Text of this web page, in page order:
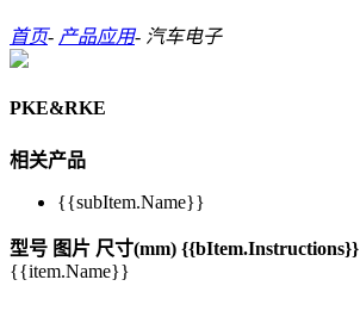
首页- 产品应用- 汽车电子
PKE&RKE
相关产品
{{subItem.Name}}
型号 图片 尺寸(mm) {{bItem.Instructions}}
{{item.Name}}